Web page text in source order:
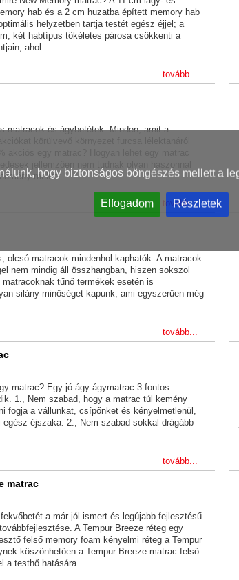
hogy biztonságos böngészés mellett a
Elfogadom Részletek
hab és a 2 cm huzatba épített memory hab
helyzetben tartja testét egész éjjel; a
két habtípus tökéletes párosa csökkenti a
ahol ...
tovább...
matracok és ágybetétek. Minden, amit a
mellett...
tovább...
olcsó matracok mindenhol kaphatók. A matracok
nem mindig áll összhangban, hiszen sokszol
tűnő termékek esetén is
silány minőséget kapunk, ami egyszerűen még
tovább...
matrac? Egy jó ágy ágymatrac 3 fontos
1., Nem szabad, hogy a matrac túl kemény
fogja a vállunkat, csípőnket és kényelmetlenül,
egész éjszaka. 2., Nem szabad sokkal drágább
tovább...
matrac
a már jól ismert és legújabb fejlesztésű
A Tempur Breeze réteg egy
felső memory foam kényelmi réteg a Tempur
köszönhetően a Tempur Breeze matrac felső
a testhő hatására...